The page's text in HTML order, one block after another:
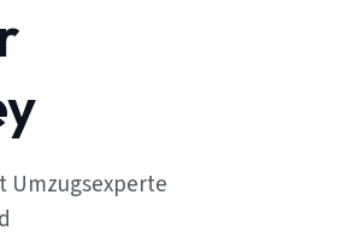
Umzugsexperte